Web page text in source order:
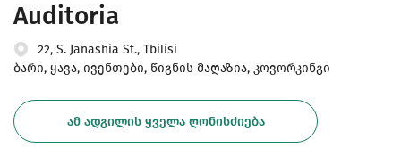
Auditoria
22, S. Janashia St., Tbilisi
ბარი, ყავა, ივენთები, წიგნის მაღაზია, კოვორკინგი
ᲐᲛ ᲐᲓᲒᲘᲚᲘᲡ ᲧᲕᲔᲚᲐ ᲦᲝᲜᲘᲡᲫᲘᲔᲑᲐ